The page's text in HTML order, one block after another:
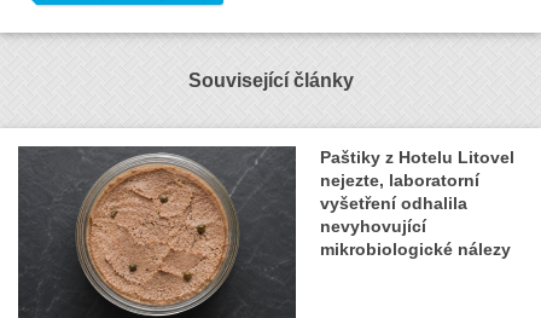
Související články
Paštiky z Hotelu Litovel
nejezte, laboratorní
vyšetření odhalila
nevyhovující
mikrobiologické nálezy